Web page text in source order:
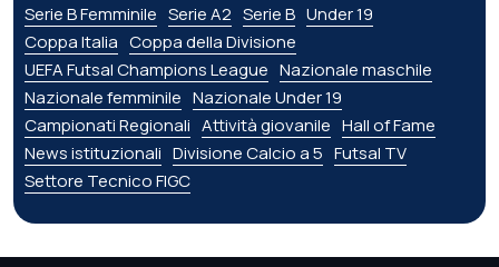
Serie B Femminile Serie A2 Serie B Under 19
Coppa Italia Coppa della Divisione
UEFA Futsal Champions League Nazionale maschile
Nazionale femminile Nazionale Under 19
Campionati Regionali Attività giovanile Hall of Fame
News istituzionali Divisione Calcio a 5 Futsal TV
Settore Tecnico FIGC